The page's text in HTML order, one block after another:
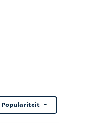
Populariteit